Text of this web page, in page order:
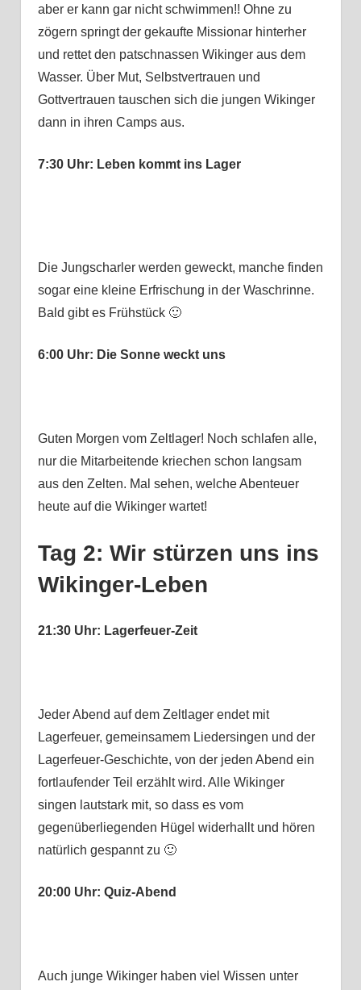
aber er kann gar nicht schwimmen!! Ohne zu
zögern springt der gekaufte Missionar hinterher
und rettet den patschnassen Wikinger aus dem
Wasser. Über Mut, Selbstvertrauen und
Gottvertrauen tauschen sich die jungen Wikinger
dann in ihren Camps aus.
7:30 Uhr: Leben kommt ins Lager
Die Jungscharler werden geweckt, manche finden
sogar eine kleine Erfrischung in der Waschrinne.
Bald gibt es Frühstück 🙂
6:00 Uhr: Die Sonne weckt uns
Guten Morgen vom Zeltlager! Noch schlafen alle,
nur die Mitarbeitende kriechen schon langsam
aus den Zelten. Mal sehen, welche Abenteuer
heute auf die Wikinger wartet!
Tag 2: Wir stürzen uns ins
Wikinger-Leben
21:30 Uhr: Lagerfeuer-Zeit
Jeder Abend auf dem Zeltlager endet mit
Lagerfeuer, gemeinsamem Liedersingen und der
Lagerfeuer-Geschichte, von der jeden Abend ein
fortlaufender Teil erzählt wird. Alle Wikinger
singen lautstark mit, so dass es vom
gegenüberliegenden Hügel widerhallt und hören
natürlich gespannt zu 🙂
20:00 Uhr: Quiz-Abend
Auch junge Wikinger haben viel Wissen unter